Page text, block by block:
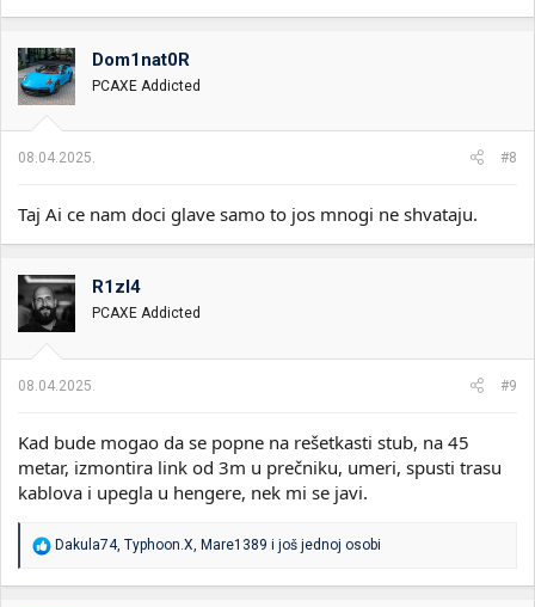
Dom1nat0R
PCAXE Addicted
08.04.2025. #8
Taj Ai ce nam doci glave samo to jos mnogi ne shvataju.
R1zl4
PCAXE Addicted
08.04.2025. #9
Kad bude mogao da se popne na rešetkasti stub, na 45
metar, izmontira link od 3m u prečniku, umeri, spusti trasu
kablova i upegla u hengere, nek mi se javi.
R
a
Dakula74, Typhoon.X, Mare1389 i još jednoj osobi